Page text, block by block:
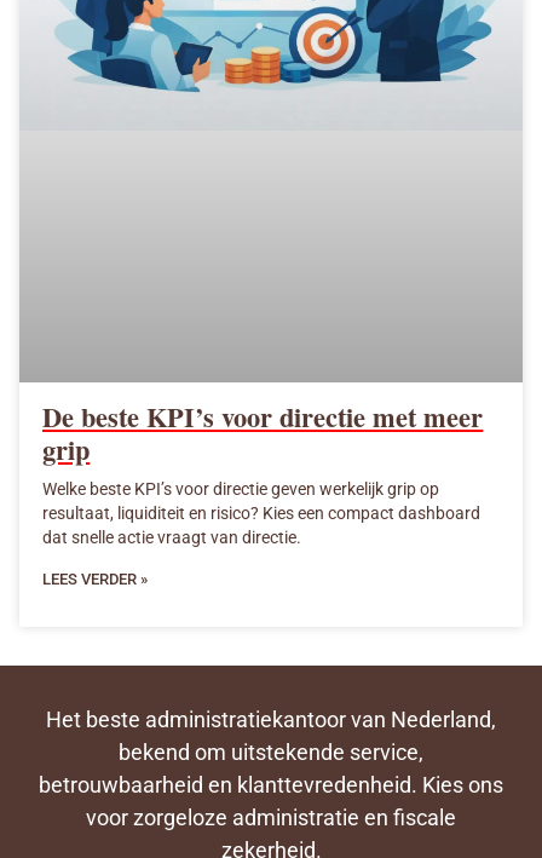
De beste KPI’s voor directie met meer
grip
Welke beste KPI’s voor directie geven werkelijk grip op
resultaat, liquiditeit en risico? Kies een compact dashboard
dat snelle actie vraagt van directie.
LEES VERDER »
Het beste administratiekantoor van Nederland,
bekend om uitstekende service,
betrouwbaarheid en klanttevredenheid. Kies ons
voor zorgeloze administratie en fiscale
zekerheid.